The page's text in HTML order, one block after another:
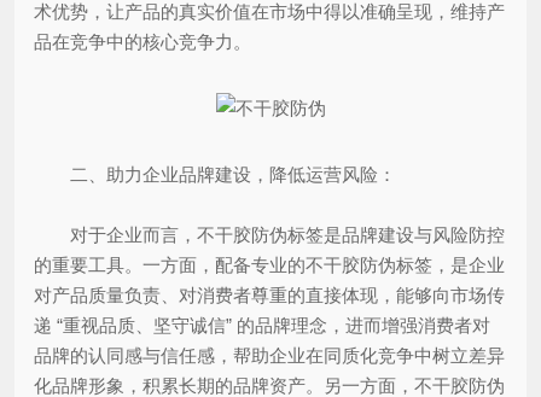
术优势，让产品的真实价值在市场中得以准确呈现，维持产
品在竞争中的核心竞争力。
二、助力企业品牌建设，降低运营风险：
对于企业而言，不干胶防伪标签是品牌建设与风险防控
的重要工具。一方面，配备专业的不干胶防伪标签，是企业
对产品质量负责、对消费者尊重的直接体现，能够向市场传
递 “重视品质、坚守诚信” 的品牌理念，进而增强消费者对
品牌的认同感与信任感，帮助企业在同质化竞争中树立差异
化品牌形象，积累长期的品牌资产。另一方面，不干胶防伪